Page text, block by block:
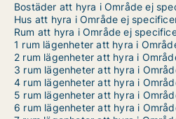
Bostäder att hyra i Område ej
Hus att hyra i Område ej
Rum att hyra i Område ej
1 rum lägenheter att hyra i
2 rum lägenheter att hyra i
3 rum lägenheter att hyra i
4 rum lägenheter att hyra i
5 rum lägenheter att hyra i
6 rum lägenheter att hyra i